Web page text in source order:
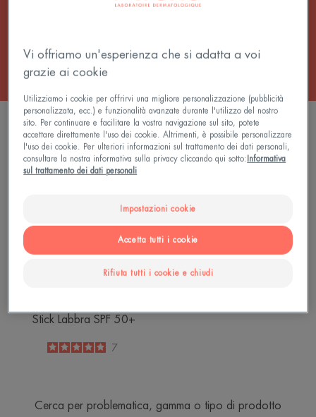
1 risultato "Stick solari per le aree sensibili"
Stick
Labbra
Stick Labbra SPF 50+
5
/
5
7
Cerca per problematica, gamma o tipo di prodotto
Vi offriamo un'esperienza che si adatta a voi
grazie ai cookie
Utilizziamo i cookie per offrirvi una migliore personalizzazione (pubblicità
personalizzata, ecc.) e funzionalità avanzate durante l'utilizzo del nostro
sito. Per continuare e facilitare la vostra navigazione sul sito, potete
accettare direttamente l'uso dei cookie. Altrimenti, è possibile personalizzare
l'uso dei cookie. Per ulteriori informazioni sul trattamento dei dati personali,
consultare la nostra informativa sulla privacy cliccando qui sotto:Informativa
sul trattamento dei dati personali
Impostazioni cookie
Rifiuta tutti i cookie e chiudi
Accetta tutti i cookie